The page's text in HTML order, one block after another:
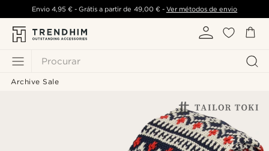
Procurar
Envio 4,95 €- Grátis a partir de 49,00 €- Ver métodos de envio
Archive Sale